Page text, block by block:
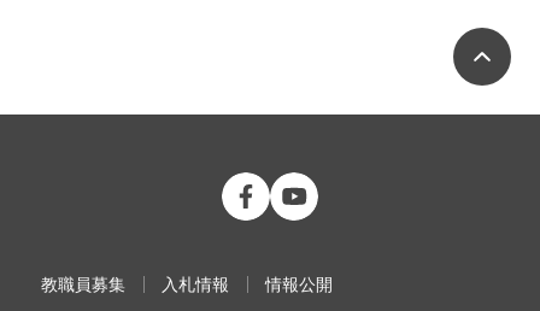
公立大学法人 福島県立医科大学
教職員募集 入札情報 情報公開